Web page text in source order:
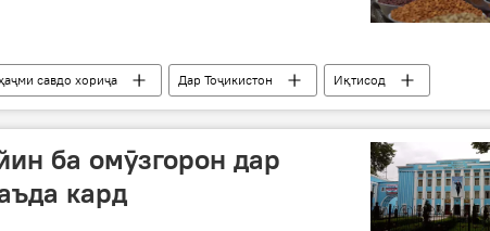
савдо хориҷа Дар Тоҷикистон Иқтисод
ба омӯзгорон дар
кард